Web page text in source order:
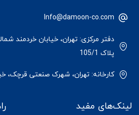
Info@damoon-co.com
دفتر مرکزی: تهران، خیابان خردمند
پلاک 105/1
کارخانه: تهران، شهرک صنعتی قرچک، خیابان
لینک‌های مفید